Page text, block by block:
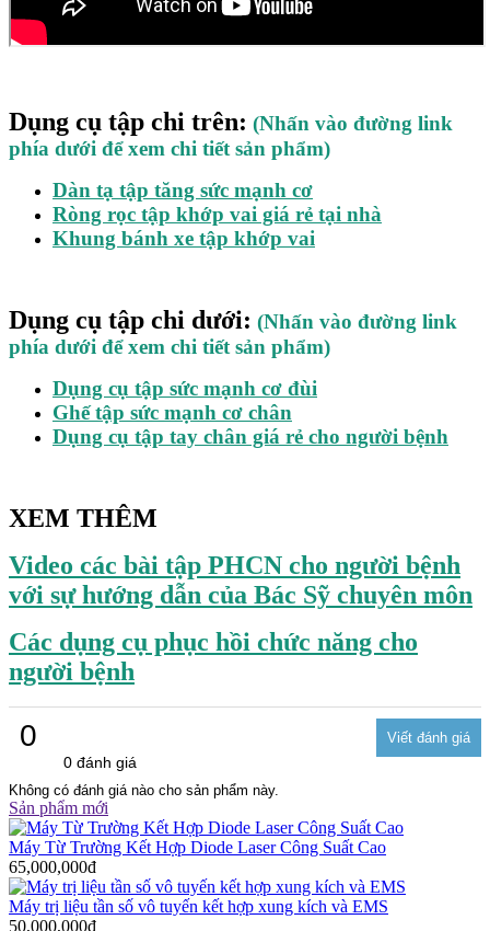
Dụng cụ tập chi trên: (Nhấn vào đường link
phía dưới để xem chi tiết sản phẩm)
Dàn tạ tập tăng sức mạnh cơ
Ròng rọc tập khớp vai giá rẻ tại nhà
Khung bánh xe tập khớp vai
Dụng cụ tập chi dưới: (Nhấn vào đường link
phía dưới để xem chi tiết sản phẩm)
Dụng cụ tập sức mạnh cơ đùi
Ghế tập sức mạnh cơ chân
Dụng cụ tập tay chân giá rẻ cho người bệnh
XEM THÊM
Video các bài tập PHCN cho người bệnh
với sự hướng dẫn của Bác Sỹ chuyên môn
Các dụng cụ phục hồi chức năng cho
người bệnh
0
0 đánh giá
Không có đánh giá nào cho sản phẩm này.
Sản phẩm mới
Máy Từ Trường Kết Hợp Diode Laser Công Suất Cao
65,000,000đ
Máy trị liệu tần số vô tuyến kết hợp xung kích và EMS
50,000,000đ